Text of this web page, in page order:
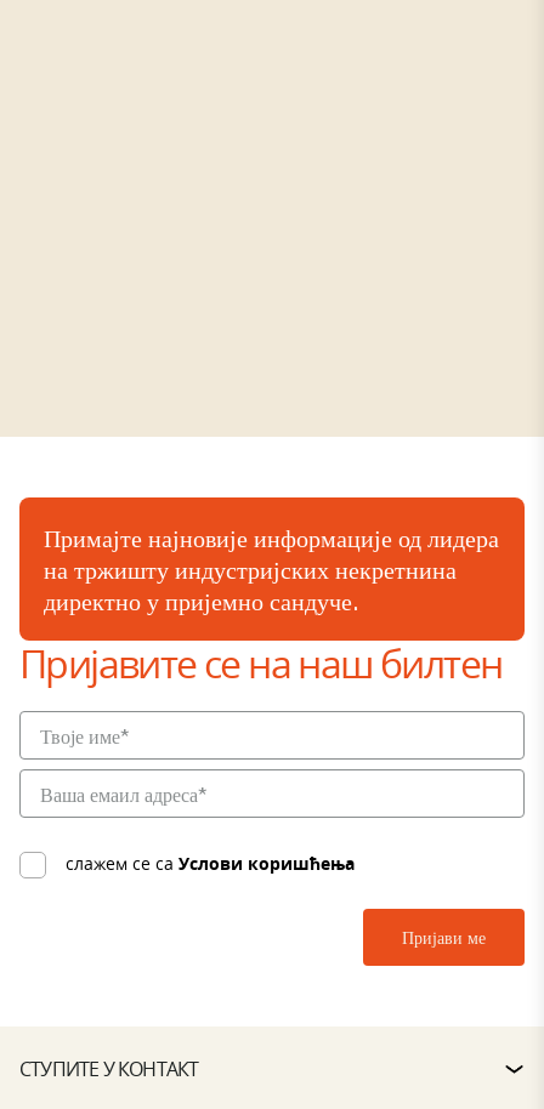
Пријавите се на наш билтен
слажем се са Услови коришћења
Примајте најновије информације од лидера
на тржишту индустријских некретнина
директно у пријемно сандуче.
СТУПИТЕ У КОНТАКТ